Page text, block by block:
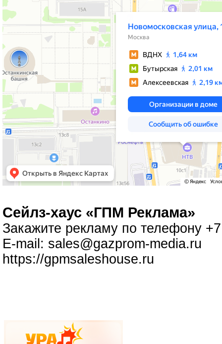
Cейлз-хаус «ГПМ Реклама»
Закажите рекламу по телефону
E-mail: sales@gazprom-media.ru
https://gpmsaleshouse.ru